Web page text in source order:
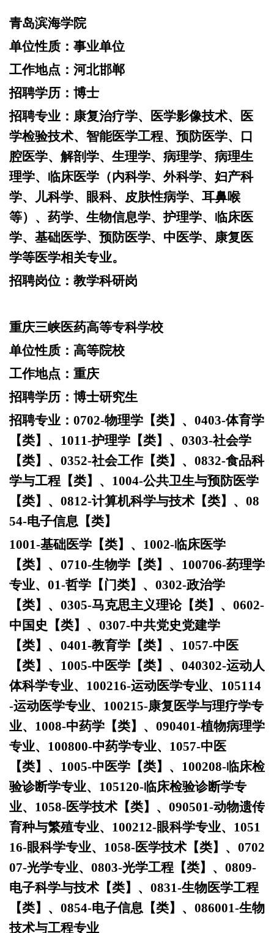
青岛滨海学院
单位性质： 事业单位
工作地点： 河北邯郸
招聘学历： 博士
招聘专业： 康复治疗学、医学影像技术、医
学检验技术、智能医学工程、预防医学、口
腔医学、解剖学、生理学、病理学、病理生
理学、临床医学（内科学、外科学、妇产科
学、儿科学、眼科、皮肤性病学、耳鼻喉
等）、药学、生物信息学、护理学、临床医
学、基础医学、预防医学、中医学、康复医
学等医学相关专业。
招聘岗位： 教学科研岗
重庆三峡医药高等专科学校
单位性质： 高等院校
工作地点： 重庆
招聘学历： 博士研究生
招聘专业： 0702-物理学【类】、0403-体育学
【类】、1011-护理学【类】、0303-社会学
【类】、0352-社会工作【类】、0832-食品科
学与工程【类】、1004-公共卫生与预防医学
【类】、0812-计算机科学与技术【类】、08
54-电子信息【类】
1001-基础医学【类】、1002-临床医学
【类】、0710-生物学【类】、100706-药理学
专业、01-哲学【门类】、0302-政治学
【类】、0305-马克思主义理论【类】、0602-
中国史【类】、0307-中共党史党建学
【类】、0401-教育学【类】、1057-中医
【类】、1005-中医学【类】、040302-运动人
体科学专业、100216-运动医学专业、105114
-运动医学专业、100215-康复医学与理疗学专
业、1008-中药学【类】、090401-植物病理学
专业、100800-中药学专业、1057-中医
【类】、1005-中医学【类】、100208-临床检
验诊断学专业、105120-临床检验诊断学专
业、1058-医学技术【类】、090501-动物遗传
育种与繁殖专业、100212-眼科学专业、1051
16-眼科学专业、1058-医学技术【类】、0702
07-光学专业、0803-光学工程【类】、0809-
电子科学与技术【类】、0831-生物医学工程
【类】、0854-电子信息【类】、086001-生物
技术与工程专业